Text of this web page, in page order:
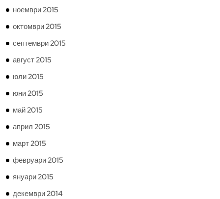
ноември 2015
октомври 2015
септември 2015
август 2015
юли 2015
юни 2015
май 2015
април 2015
март 2015
февруари 2015
януари 2015
декември 2014